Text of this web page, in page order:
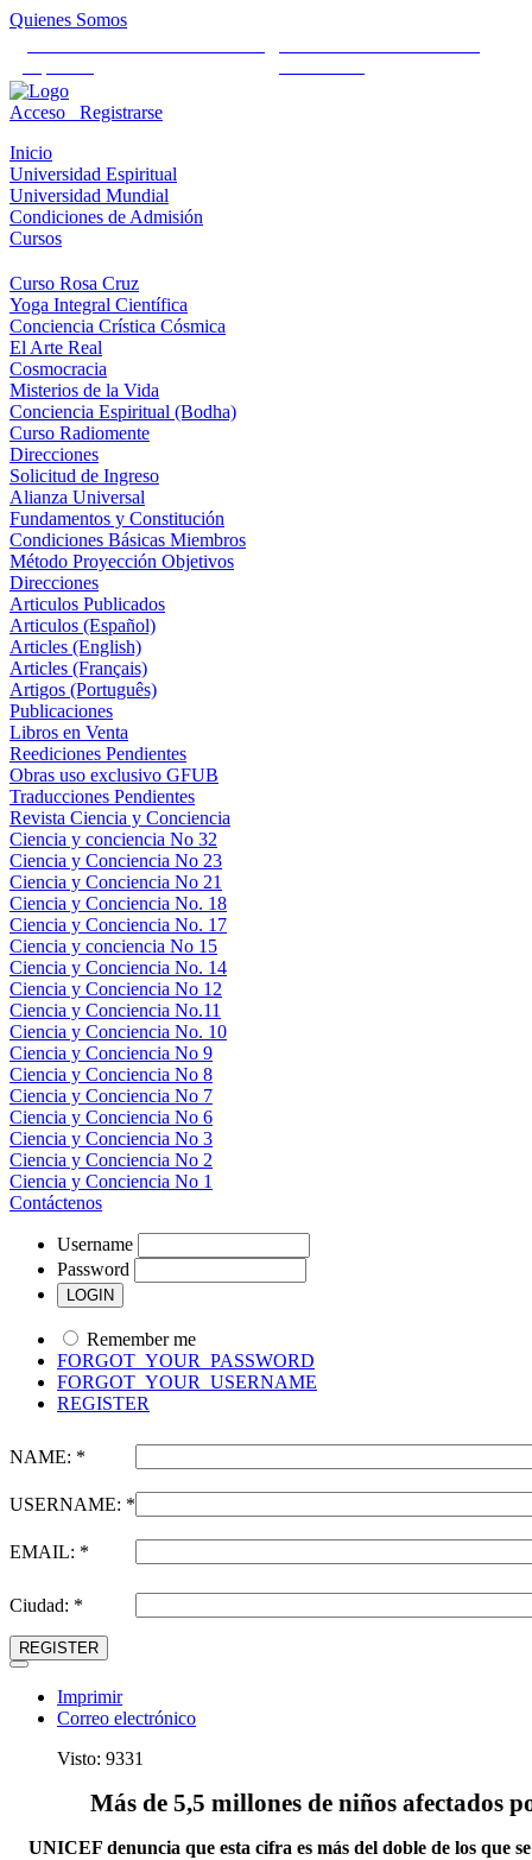
Quienes Somos
Acceso
Registrarse
Inicio
Universidad Espiritual
Universidad Mundial
Condiciones de Admisión
Cursos
Curso Rosa Cruz
Yoga Integral Científica
Conciencia Crística Cósmica
El Arte Real
Cosmocracia
Misterios de la Vida
Conciencia Espiritual (Bodha)
Curso Radiomente
Direcciones
Solicitud de Ingreso
Alianza Universal
Fundamentos y Constitución
Condiciones Básicas Miembros
Método Proyección Objetivos
Direcciones
Articulos Publicados
Articulos (Español)
Articles (English)
Articles (Français)
Artigos (Português)
Publicaciones
Libros en Venta
Reediciones Pendientes
Obras uso exclusivo GFUB
Traducciones Pendientes
Revista Ciencia y Conciencia
Ciencia y conciencia No 32
Ciencia y Conciencia No 23
Ciencia y Conciencia No 21
Ciencia y Conciencia No. 18
Ciencia y Conciencia No. 17
Ciencia y conciencia No 15
Ciencia y Conciencia No. 14
Ciencia y Conciencia No 12
Ciencia y Conciencia No.11
Ciencia y Conciencia No. 10
Ciencia y Conciencia No 9
Ciencia y Conciencia No 8
Ciencia y Conciencia No 7
Ciencia y Conciencia No 6
Ciencia y Conciencia No 3
Ciencia y Conciencia No 2
Ciencia y Conciencia No 1
Contáctenos
Username
Password
Remember me
FORGOT_YOUR_PASSWORD
FORGOT_YOUR_USERNAME
REGISTER
NAME: *
USERNAME: *
EMAIL: *
Ciudad: *
REGISTER
Imprimir
Correo electrónico
Visto: 9331
Más de 5,5 millones de niños afectados
UNICEF denuncia que esta cifra es más del doble de los que